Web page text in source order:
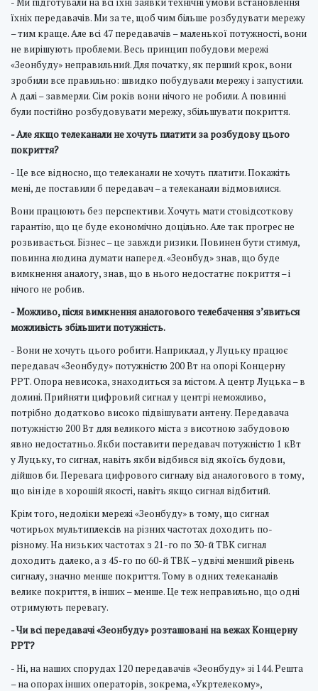
їхніх передавачів. Ми за те, щоб чим більше розбудувати мережу
– тим краще. Але всі 47 передавачів – маленької потужності, вони
не вирішують проблеми. Весь принцип побудови мережі
«Зеонбуду» неправильний. Для початку, як перший крок, вони
зробили все правильно: швидко побудували мережу і запустили.
А далі – завмерли. Сім років вони нічого не робили. А повинні
були постійно розбудовувати мережу, збільшувати покриття.
- Але якщо телеканали не хочуть платити за розбудову цього
покриття?
- Це все відносно, що телеканали не хочуть платити. Покажіть
мені, де поставили б передавач – а телеканали відмовилися.
Вони працюють без перспективи. Хочуть мати стовідсоткову
гарантію, що це буде економічно доцільно. Але так прогрес не
розвивається. Бізнес – це завжди ризики. Повинен бути стимул,
повинна людина думати наперед. «Зеонбуд» знав, що буде
вимкнення аналогу, знав, що в нього недостатнє покриття – і
нічого не робив.
- Можливо, після вимкнення аналогового телебачення з’явиться
можливість збільшити потужність.
- Вони не хочуть цього робити. Наприклад, у Луцьку працює
передавач «Зеонбуду» потужністю 200 Вт на опорі Концерну
РРТ. Опора невисока, знаходиться за містом. А центр Луцька – в
долині. Прийняти цифровий сигнал у центрі неможливо,
потрібно додатково високо підвішувати антену. Передавача
потужністю 200 Вт для великого міста з висотною забудовою
явно недостатньо. Якби поставити передавач потужністю 1 кВт
у Луцьку, то сигнал, навіть якби відбився від якоїсь будови,
дійшов би. Перевага цифрового сигналу від аналогового в тому,
що він іде в хорошій якості, навіть якщо сигнал відбитий.
Крім того, недоліки мережі «Зеонбуду» в тому, що сигнал
чотирьох мультиплексів на різних частотах доходить по-
різному. На низьких частотах з 21-го по 30-й ТВК сигнал
доходить далеко, а з 45-го по 60-й ТВК – удвічі менший рівень
сигналу, значно менше покриття. Тому в одних телеканалів
велике покриття, в інших – менше. Це теж неправильно, що одні
отримують перевагу.
- Чи всі передавачі «Зеонбуду» розташовані на вежах Концерну
РРТ?
- Ні, на наших спорудах 120 передавачів «Зеонбуду» зі 144. Решта
– на опорах інших операторів, зокрема, «Укртелекому»,